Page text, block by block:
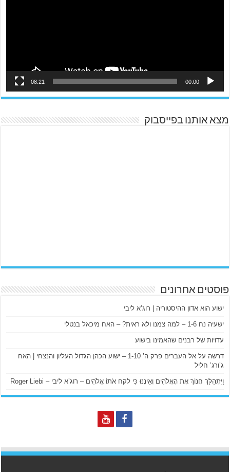
00:00
08:21
מצא אותנו בפייסבוק
פוסטים אחרונים
ישוע הוא אדון ההיסטוריה | רוג’א ליבי
ישעיה נח 1-6 – למה צמנו ולא ראית? – האח מיכאל בנטלי
עדויות של רבנים שהאמינו בישוע
דרשה על אל העברים פרק ה’ 1-10 – ישוע הכהן הגדול העליון והנצחי | האח
ג’ורג’ חליל
וַיִּתְהַלֵּךְ חֲנוֹךְ אֶת הָאֱלֹהִים וְאֵינֶנּוּ כִּי לקח אֹתוֹ אֱלֹהִים – רוג’א ליבי – Roger Liebi